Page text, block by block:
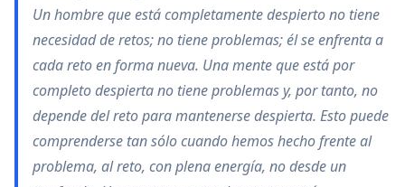
Un hombre que está completamente despierto no tiene
necesidad de retos; no tiene problemas; él se enfrenta a
cada reto en forma nueva. Una mente que está por
completo despierta no tiene problemas y, por tanto, no
depende del reto para mantenerse despierta. Esto puede
comprenderse tan sólo cuando hemos hecho frente al
problema, al reto, con plena energía, no desde un